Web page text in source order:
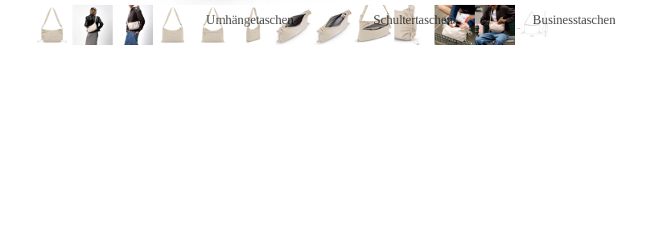
Umhängetaschen
Moon Bags
Schultertaschen
Hobo Bags
Businesstaschen